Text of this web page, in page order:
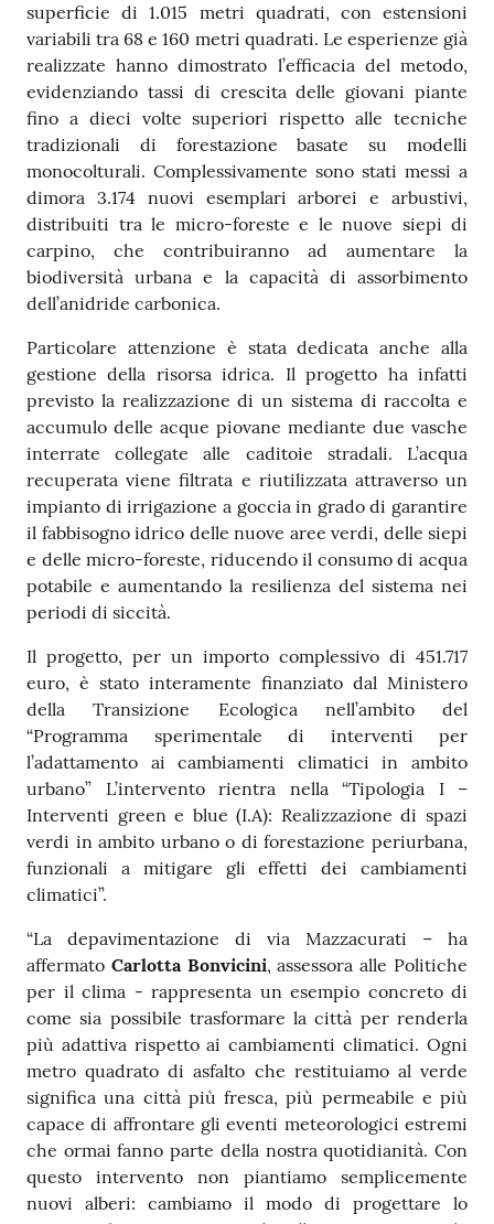
superficie di 1.015 metri quadrati, con estensioni
variabili tra 68 e 160 metri quadrati. Le esperienze già
realizzate hanno dimostrato l’efficacia del metodo,
evidenziando tassi di crescita delle giovani piante
fino a dieci volte superiori rispetto alle tecniche
tradizionali di forestazione basate su modelli
monocolturali. Complessivamente sono stati messi a
dimora 3.174 nuovi esemplari arborei e arbustivi,
distribuiti tra le micro-foreste e le nuove siepi di
carpino, che contribuiranno ad aumentare la
biodiversità urbana e la capacità di assorbimento
dell’anidride carbonica.
Particolare attenzione è stata dedicata anche alla
gestione della risorsa idrica. Il progetto ha infatti
previsto la realizzazione di un sistema di raccolta e
accumulo delle acque piovane mediante due vasche
interrate collegate alle caditoie stradali. L’acqua
recuperata viene filtrata e riutilizzata attraverso un
impianto di irrigazione a goccia in grado di garantire
il fabbisogno idrico delle nuove aree verdi, delle siepi
e delle micro-foreste, riducendo il consumo di acqua
potabile e aumentando la resilienza del sistema nei
periodi di siccità.
Il progetto, per un importo complessivo di 451.717
euro, è stato interamente finanziato dal Ministero
della Transizione Ecologica nell’ambito del
“Programma sperimentale di interventi per
l’adattamento ai cambiamenti climatici in ambito
urbano” L’intervento rientra nella “Tipologia I –
Interventi green e blue (I.A): Realizzazione di spazi
verdi in ambito urbano o di forestazione periurbana,
funzionali a mitigare gli effetti dei cambiamenti
climatici”.
“La depavimentazione di via Mazzacurati – ha
affermato Carlotta Bonvicini, assessora alle Politiche
per il clima - rappresenta un esempio concreto di
come sia possibile trasformare la città per renderla
più adattiva rispetto ai cambiamenti climatici. Ogni
metro quadrato di asfalto che restituiamo al verde
significa una città più fresca, più permeabile e più
capace di affrontare gli eventi meteorologici estremi
che ormai fanno parte della nostra quotidianità. Con
questo intervento non piantiamo semplicemente
nuovi alberi: cambiamo il modo di progettare lo